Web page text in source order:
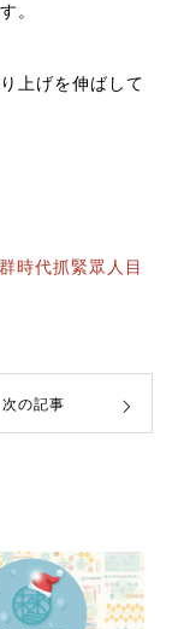
。
上げを伸ばして
時代抓緊眾人目
次の記事